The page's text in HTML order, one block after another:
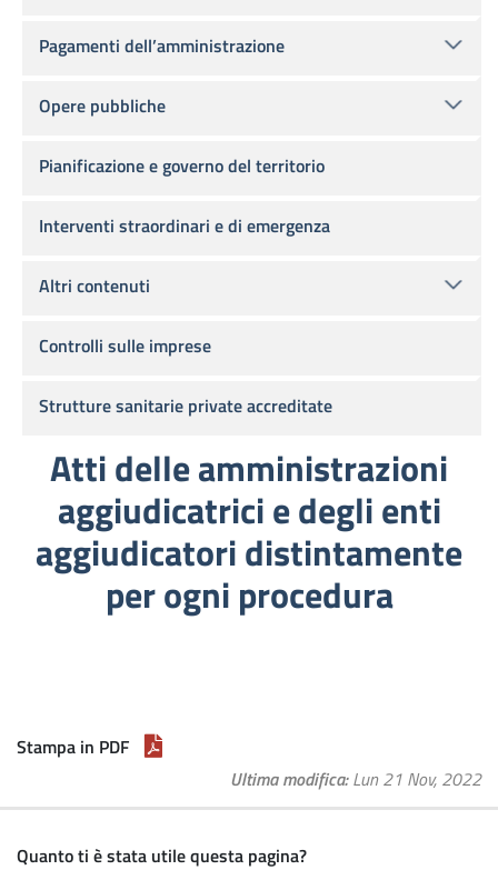
Atti delle amministrazioni
aggiudicatrici e degli enti
aggiudicatori distintamente
per ogni procedura
Stampa in PDF
Ultima modifica Lun 21 Nov, 2022
Quanto ti è stata utile questa pagina?
Pagamenti dell’amministrazione
Opere pubbliche
Pianificazione e governo del territorio
Interventi straordinari e di emergenza
Altri contenuti
Controlli sulle imprese
Strutture sanitarie private accreditate